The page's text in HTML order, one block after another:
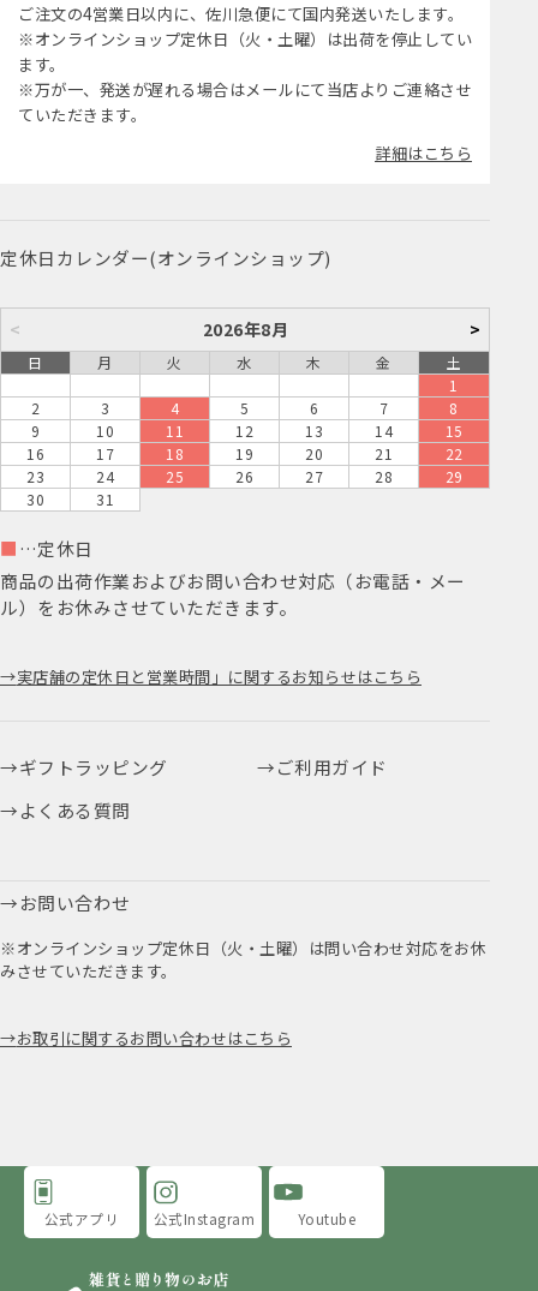
ご注文の4営業日以内に、佐川急便にて国内発送いたします。
※オンラインショップ定休日（火・土曜）は出荷を停止してい
ます。
※万が一、発送が遅れる場合はメールにて当店よりご連絡させ
ていただきます。
詳細はこちら
定休日カレンダー(オンラインショップ)
< 2026年8月 >
日 月 火 水 木 金
土
1
2
3 4 5 6 7
8
9
10 11 12 13 14
15
16
17 18 19 20 21
22
23
24 25 26 27 28
29
30
31
■ …定休日
商品の出荷作業およびお問い合わせ対応（お電話・メー
ル）をお休みさせていただきます。
実店舗の定休日と営業時間」に関するお知らせはこちら
ギフトラッピング
ご利用ガイド
よくある質問
お問い合わせ
※オンラインショップ定休日（火・土曜）は問い合わせ対応をお休
みさせていただきます。
お取引に関するお問い合わせはこちら
公式アプリ 公式Instagram Youtube